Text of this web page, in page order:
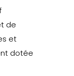
de
et
dotée